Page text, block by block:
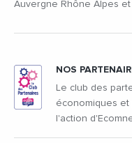
Auvergne Rhône Alpes
NOS
Le club des
économiques
l'action